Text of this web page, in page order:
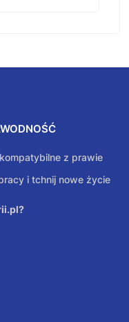
z prawie
i tchnij nowe życie